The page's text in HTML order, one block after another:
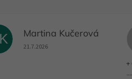
Martina Kučerová
Hodnocení obchodu je 5 z 5
21.7.2026